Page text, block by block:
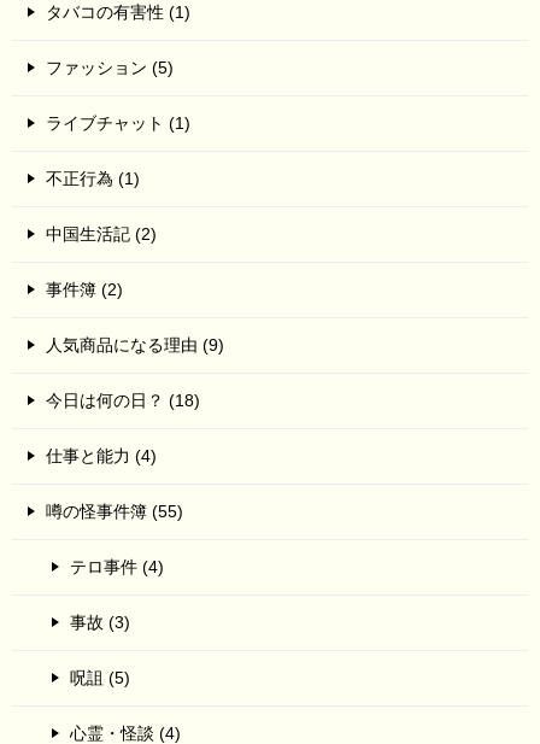
タバコの有害性 (1)
ファッション (5)
ライブチャット (1)
不正行為 (1)
中国生活記 (2)
事件簿 (2)
人気商品になる理由 (9)
今日は何の日？ (18)
仕事と能力 (4)
噂の怪事件簿 (55)
テロ事件 (4)
事故 (3)
呪詛 (5)
心霊・怪談 (4)